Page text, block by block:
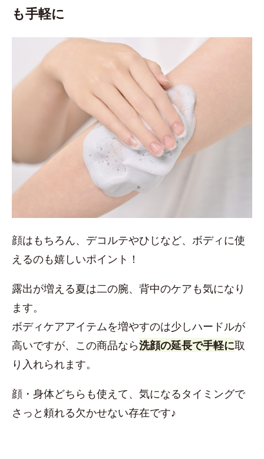
も手軽に
顔はもちろん、デコルテやひじなど、ボディに使
えるのも嬉しいポイント！
露出が増える夏は二の腕、背中のケアも気になり
ます。
ボディケアアイテムを増やすのは少しハードルが
高いですが、この商品なら洗顔の延長で手軽に取
り入れられます。
顔・身体どちらも使えて、気になるタイミングで
さっと頼れる欠かせない存在です♪